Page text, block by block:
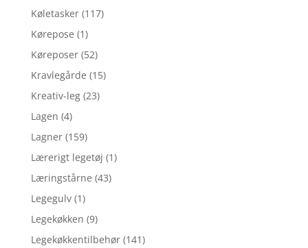
Køletasker (117)
Kørepose (1)
Køreposer (52)
Kravlegårde (15)
Kreativ-leg (23)
Lagen (4)
Lagner (159)
Lærerigt legetøj (1)
Læringstårne (43)
Legegulv (1)
Legekøkken (9)
Legekøkkentilbehør (141)